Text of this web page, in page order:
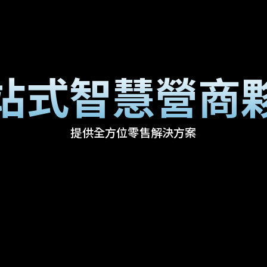
式智慧營商
提供全方位零售解決方案